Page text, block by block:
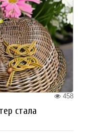
458
стала